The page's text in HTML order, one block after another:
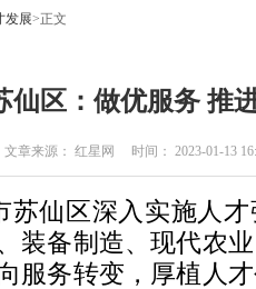
发展>正文
仙区：做优服务 推
文章来源： 红星网 时间： 2023-01-13
苏仙区深入实施人
装备制造、现代农
服务转变，厚植人